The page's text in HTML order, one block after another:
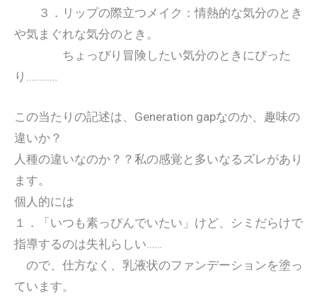
３．リップの際立つメイク：情熱的な気分のとき
や気まぐれな気分のとき。
ちょっぴり冒険したい気分のときにぴった
り…………
この当たりの記述は、Generation gapなのか、趣味の
違いか？
人種の違いなのか？？私の感覚と多いなるズレがあり
ます。
個人的には
１．「いつも素っぴんでいたい」けど、シミだらけで
指導するのは失礼らしい……
ので、仕方なく、乳液状のファンデーションを塗っ
ています。